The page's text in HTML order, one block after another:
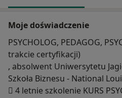
Moje doświadczenie
PSYCHOLOG, PEDAGOG,
trakcie certyfikacji)
, absolwent Uniwersytetu
Szkoła Biznesu - National
 4 letnie szkolenie KURS PSYCHOTERAPII